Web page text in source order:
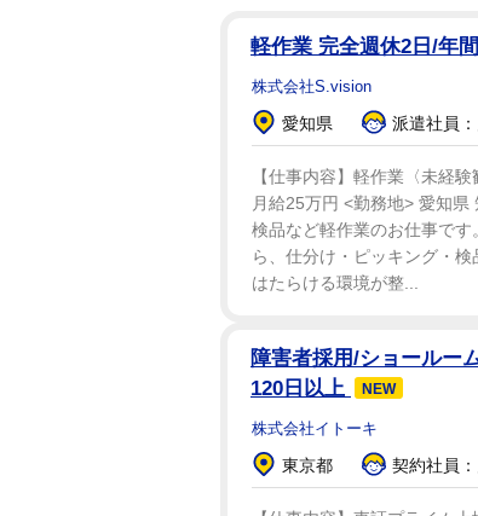
軽作業 完全週休2日/年
株式会社S.vision
愛知県 派遣社員
【仕事内容】軽作業〈未経
月給25万円 <勤務地> 愛知県
検品など軽作業のお仕事で
ら、仕分け・ピッキング・
はたらける環境が整...
障害者採用/ショールー
120日以上
NEW
株式会社イトーキ
東京都 契約社員